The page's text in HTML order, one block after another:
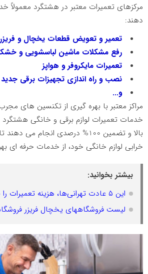
مرکزهای تعمیرات معتبر در هشتگرد معمولاً
دهند:
تعمیر و تعویض قطعات یخچال و فریزر
رفع مشکلات ماشین لباسشویی و
تعمیرات مایکروفر و هواپز
نصب و راه اندازی تجهیزات برقی جدید
و...
مراکز معتبر با بهره گیری از تکنسین های
خدمات تعمیرات لوازم برقی و خانگی هشتگرد
بالا و تضمین 100% درصدی انجام می دهند تا
خرابی لوازم خانگی خود، از خدمات حرفه ای
بیشتر بخوانید:
این ۵ عادت تهرانی‌ها، هزینه تعمیرات را چند برابر می‌کند
لیست فروشگاههای یخچال فریزر